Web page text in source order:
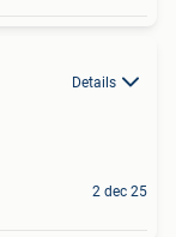
Details
2 dec 25